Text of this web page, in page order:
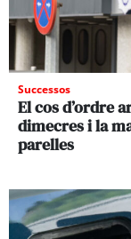
Successos
El cos d’ordre
dimecres i la
parelles